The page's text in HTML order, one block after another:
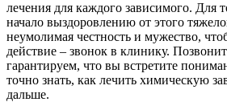
лечения для каждого зависимого. Для
начало выздоровлению от этого
неумолимая честность и мужество,
действие – звонок в клинику.
гарантируем, что вы встретите
точно знать, как лечить химическую
дальше.